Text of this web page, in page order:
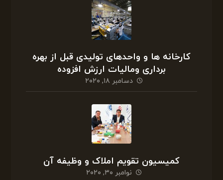
کارخانه ها و واحدهای تولیدی قبل از بهره
برداری ومالیات ارزش افزوده
دسامبر ۱۸, ۲۰۲۰
کمیسیون تقویم املاک و وظیفه آن
نوامبر ۳۰, ۲۰۲۰